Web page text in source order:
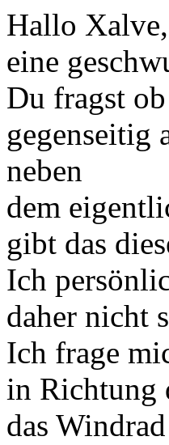
Hallo Xalve,
eine
Du fragst
gegenseitig
neben
dem
gibt das
Ich
daher nicht
Ich frage
in Richtung
das